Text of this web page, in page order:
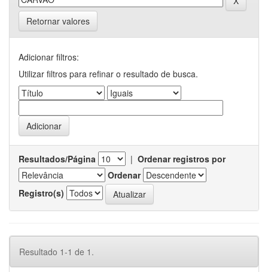
Retornar valores
Adicionar filtros:
Utilizar filtros para refinar o resultado de busca.
Resultados/Página | Ordenar registros por
Ordenar
Registro(s)
Resultado 1-1 de 1.